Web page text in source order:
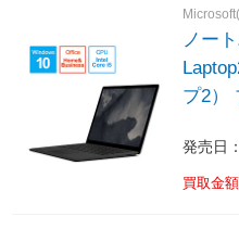
ル］
ノー
プ2）
Core
/メモ
発売日
買取金額